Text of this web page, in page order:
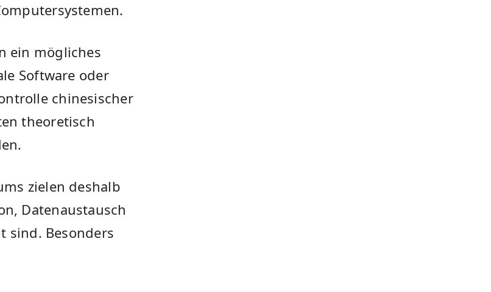
ein mögliches
Software oder
chinesischer
theoretisch
zielen deshalb
Datenaustausch
sind. Besonders